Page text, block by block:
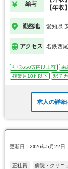
給与
【年収
勤務地 愛知県
アクセス 名鉄西
年収650万円以上可 未
残業月10ｈ以下
駅チカ
求人の詳細
更新日：2026年5月22日
正社員 病院・クリニ